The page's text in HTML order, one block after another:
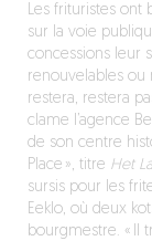
Les frituristes ont
sur la voie
concessions leur
renouvelables ou
restera, restera
clame l’agence
de son centre
Place », titre Het
sursis pour les
Eeklo, où deux
bourgmestre. « Il